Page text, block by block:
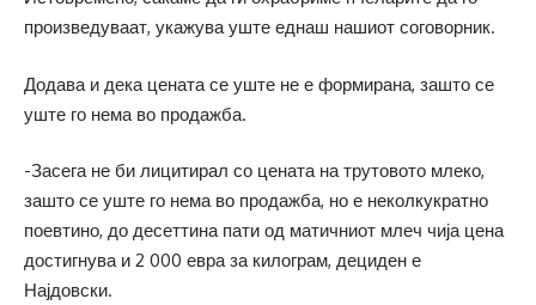
произведуваат, укажува уште еднаш нашиот соговорник.
Додава и дека цената се уште не е формирана, зашто се
уште го нема во продажба.
-Засега не би лицитирал со цената на трутовото млеко,
зашто се уште го нема во продажба, но е неколкукратно
поевтино, до десеттина пати од матичниот млеч чија цена
достигнува и 2 000 евра за килограм, дециден е
Најдовски.